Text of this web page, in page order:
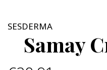
SESDERMA
Samay